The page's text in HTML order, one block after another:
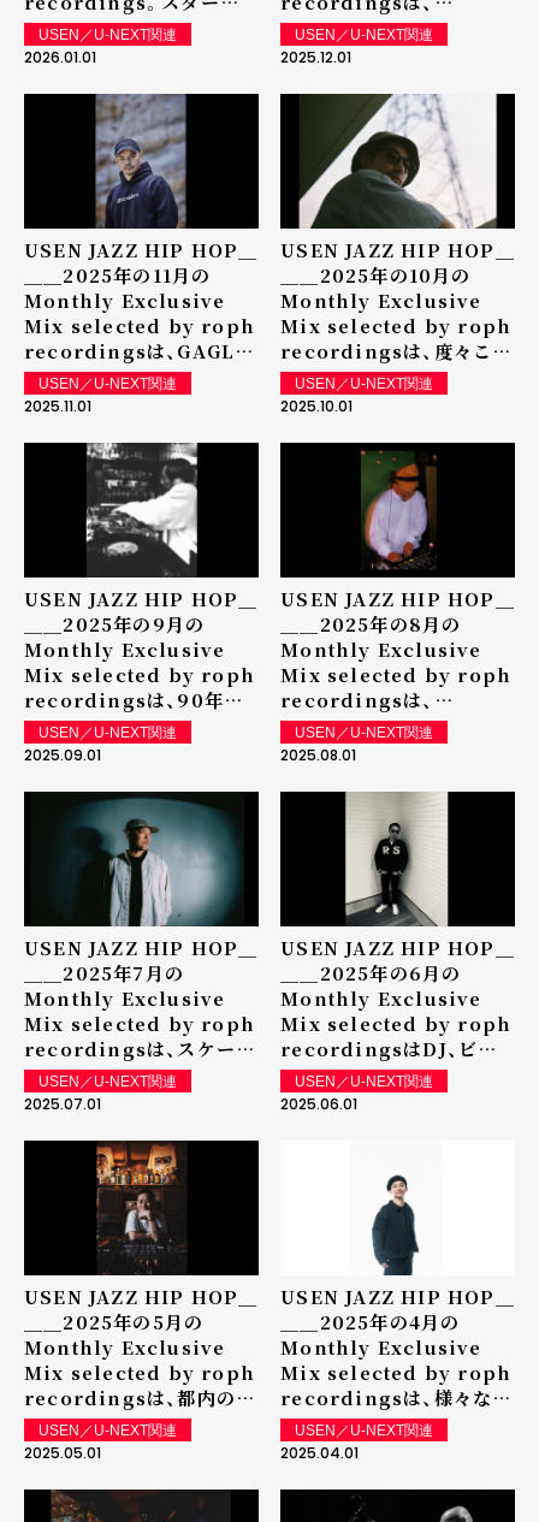
はJAZZとレコードカルチ
ャーを軸に、深い音楽知識
TOMITAによる
Exclusive Mixを放送
USEN／U-NEXT関連
2026.01.01
nujabes直系の美学を継
ぎ、静謐で深いビートを生
Exclusive Mixを放送中
USEN／U-NEXT関連
2025.12.01
USEN JAZZ HIP HOP＿
＿＿2025年の11月の
Monthly Exclusive
Mix selected by roph
recordingsは、GAGLE
のメンバー であり、ソロと
しても世界的に高い評価を
BeatsによるExclusive
Mixを放送中
USEN／U-NEXT関連
2025.11.01
USEN JAZZ HIP HOP＿
＿＿2025年の10月の
Monthly Exclusive
Mix selected by roph
recordingsは、度々この
コーナーでミックスを披露
してくれている気鋭のビー
によるExclusive Mixを
USEN／U-NEXT関連
2025.10.01
USEN JAZZ HIP HOP＿
＿＿2025年の9月の
Monthly Exclusive
Mix selected by roph
recordingsは、90年代
からストリー トカルチャ
ーに没頭し、その類まれな
リから他とは一線を画す
DJ yucciによる
Exclusive Mixを放送中
USEN／U-NEXT関連
2025.09.01
USEN JAZZ HIP HOP＿
＿＿2025年の8月の
Monthly Exclusive
Mix selected by roph
recordingsは、
nujabesが経営する渋谷
宇多川のレコードショップ
ても全国で活躍し、現在は
駒沢の居酒屋「KITEN」の
店主でもあるDJ TSUによ
るExclusive Mixを放送
中
USEN／U-NEXT関連
2025.08.01
USEN JAZZ HIP HOP＿
＿＿2025年7月の
Monthly Exclusive
Mix selected by roph
recordingsは、スケータ
ーとして広く知られ、DJと
しても素晴らしい選曲を聞
によるExclusive Mixを
USEN／U-NEXT関連
2025.07.01
USEN JAZZ HIP HOP＿
＿＿2025年の6月の
Monthly Exclusive
Mix selected by roph
recordingsはDJ、ビー
トメイカーとして活躍する
DJ RUOによる
USEN／U-NEXT関連
2025.06.01
USEN JAZZ HIP HOP＿
＿＿2025年の5月の
Monthly Exclusive
Mix selected by roph
recordingsは、都内の老
舗 club bar FAMILYの
Managerであり自身も
TKYMによるExclusive
USEN／U-NEXT関連
2025.05.01
USEN JAZZ HIP HOP＿
＿＿2025年の4月の
Monthly Exclusive
Mix selected by roph
recordingsは、様々なイ
ベントで引くて数多の実力
派DJ DJ KENTAによる
USEN／U-NEXT関連
2025.04.01